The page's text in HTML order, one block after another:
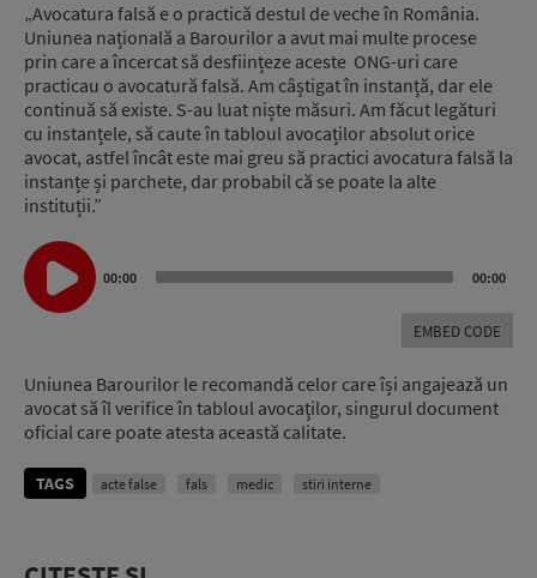
„Avocatura falsă e o practică destul de veche în România.
Uniunea națională a Barourilor a avut mai multe procese
prin care a încercat să desființeze aceste ONG-uri care
practicau o avocatură falsă. Am câștigat în instanță, dar ele
continuă să existe. S-au luat niște măsuri. Am făcut legături
cu instanțele, să caute în tabloul avocaților absolut orice
avocat, astfel încât este mai greu să practici avocatura falsă la
instanțe și parchete, dar probabil că se poate la alte
instituții.”
Audio
Player
00:00 00:00
EMBED CODE
Uniunea Barourilor le recomandă celor care își angajează un
avocat să îl verifice în tabloul avocaţilor, singurul document
oficial care poate atesta această calitate.
TAGS acte false fals medic stiri interne